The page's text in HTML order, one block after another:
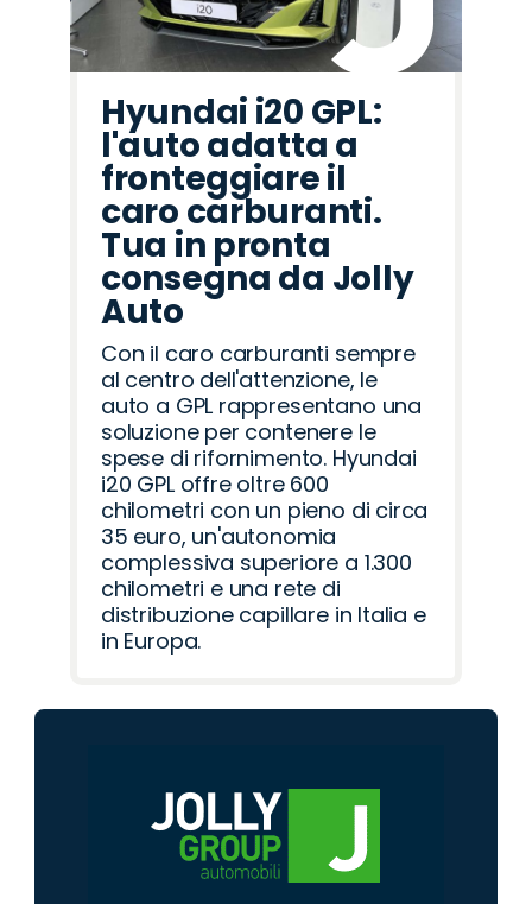
Hyundai i20 GPL:
l'auto adatta a
fronteggiare il
caro carburanti.
Tua in pronta
consegna da Jolly
Auto
Con il caro carburanti sempre
al centro dell'attenzione, le
auto a GPL rappresentano una
soluzione per contenere le
spese di rifornimento. Hyundai
i20 GPL offre oltre 600
chilometri con un pieno di circa
35 euro, un'autonomia
complessiva superiore a 1.300
chilometri e una rete di
distribuzione capillare in Italia e
in Europa.